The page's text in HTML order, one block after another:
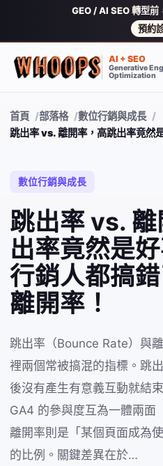
GEO / AI SEO 轉型前
預約
AI + SEO
Generative
Optimization
首頁 部落格
數位行銷與成長
跳出率 vs. 離開率，高跳出率竟然
數位行銷與成長
跳出率 vs.
出率竟然是
行銷人都搞
離開率！
跳出率（Bounce Rate）與
裡兩個常被搞混的指標。跳
後沒有產生有意義互動就結
GA4 的參與度互為一體兩面
離開率則是「某個頁面成為
的比例。關鍵差異在於…